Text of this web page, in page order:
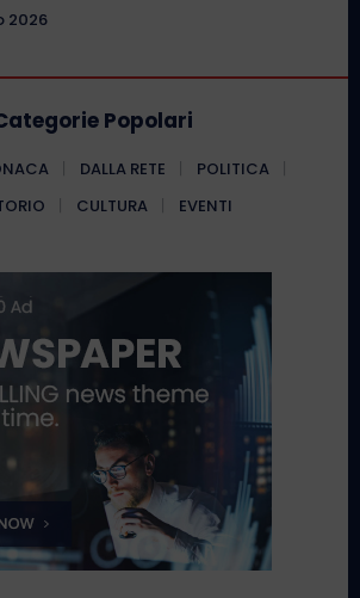
2026
Popolari
DALLA RETE
POLITICA
CULTURA EVENTI